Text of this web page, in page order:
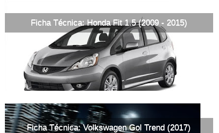
Ficha Técnica: Honda Fit 1.5 (2009 - 2015)
Ficha Técnica: Volkswagen Gol Trend (2017)